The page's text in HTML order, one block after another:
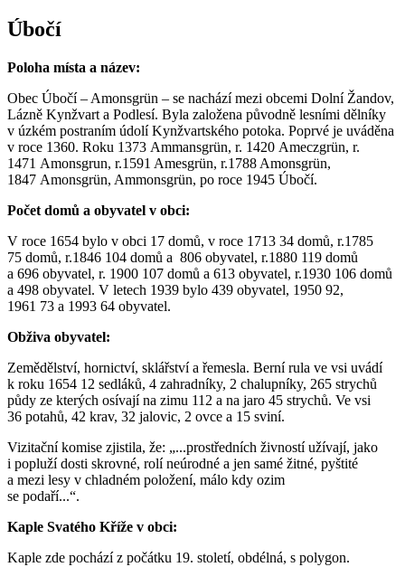
Úbočí
Poloha místa a název:
Obec Úbočí – Amonsgrün – se nachází mezi obcemi Dolní Žandov,
Lázně Kynžvart a Podlesí. Byla založena původně lesními dělníky
v úzkém postraním údolí Kynžvartského potoka. Poprvé je uváděna
v roce 1360. Roku 1373 Ammansgrün, r. 1420 Ameczgrün, r.
1471 Amonsgrun, r.1591 Amesgrün, r.1788 Amonsgrün,
1847 Amonsgrün, Ammonsgrün, po roce 1945 Úbočí.
Počet domů a obyvatel v obci:
V roce 1654 bylo v obci 17 domů, v roce 1713 34 domů, r.1785
75 domů, r.1846 104 domů a 806 obyvatel, r.1880 119 domů
a 696 obyvatel, r. 1900 107 domů a 613 obyvatel, r.1930 106 domů
a 498 obyvatel. V letech 1939 bylo 439 obyvatel, 1950 92,
1961 73 a 1993 64 obyvatel.
Obživa obyvatel:
Zemědělství, hornictví, sklářství a řemesla. Berní rula ve vsi uvádí
k roku 1654 12 sedláků, 4 zahradníky, 2 chalupníky, 265 strychů
půdy ze kterých osívají na zimu 112 a na jaro 45 strychů. Ve vsi
36 potahů, 42 krav, 32 jalovic, 2 ovce a 15 sviní.
Vizitační komise zjistila, že: „...prostředních živností užívají, jako
i popluží dosti skrovné, rolí neúrodné a jen samé žitné, pyštité
a mezi lesy v chladném položení, málo kdy ozim
se podaří...“.
Kaple Svatého Kříže v obci:
Kaple zde pochází z počátku 19. století, obdélná, s polygon.